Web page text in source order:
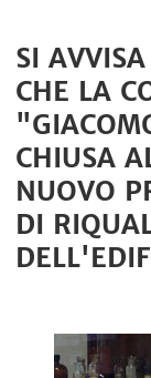
SI
CHE LA
CHIUSA
NUOVO
DI